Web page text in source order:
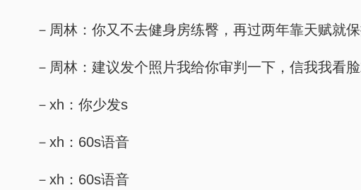
－周林：你又不去健身房练臀，再过两年靠天赋就
－周林：建议发个照片我给你审判一下，信我我看
－xh：你少发s
－xh：60s语音
－xh：60s语音